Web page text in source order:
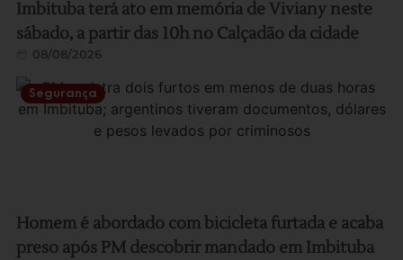
Imbituba terá ato em memória de Viviany neste
sábado, a partir das 10h no Calçadão da cidade
08/08/2026
Segurança
Homem é abordado com bicicleta furtada e acaba
preso após PM descobrir mandado em Imbituba